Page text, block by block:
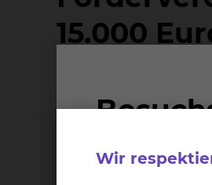
15.000
Wert von 14.756 Euro.
ermöglichen es, dass
Wir